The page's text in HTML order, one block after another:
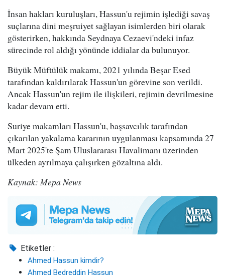
İnsan hakları kuruluşları, Hassun'u rejimin işlediği savaş
suçlarına dini meşruiyet sağlayan isimlerden biri olarak
gösterirken, hakkında Seydnaya Cezaevi'ndeki infaz
sürecinde rol aldığı yönünde iddialar da bulunuyor.
Büyük Müftülük makamı, 2021 yılında Beşar Esed
tarafından kaldırılarak Hassun'un görevine son verildi.
Ancak Hassun'un rejim ile ilişkileri, rejimin devrilmesine
kadar devam etti.
Suriye makamları Hassun'u, başsavcılık tarafından
çıkarılan yakalama kararının uygulanması kapsamında 27
Mart 2025'te Şam Uluslararası Havalimanı üzerinden
ülkeden ayrılmaya çalışırken gözaltına aldı.
Kaynak: Mepa News
Etiketler :
Ahmed Hassun kimdir?
Ahmed Bedreddin Hassun